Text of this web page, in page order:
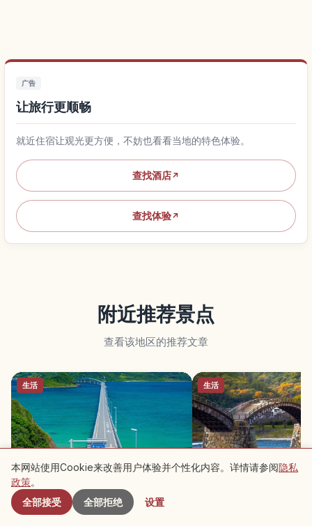
广告
让旅行更顺畅
就近住宿让观光更方便，不妨也看看当地的特色体验。
查找酒店↗
查找体验↗
附近推荐景点
查看该地区的推荐文章
生活
山口·角岛大桥｜跨越翡翠海面的绝美
海上公路
生活
附近景点
本网站使用Cookie来改善用户体验并个性化内容。详情请参阅隐私
政策。
全部接受
全部拒绝 设置